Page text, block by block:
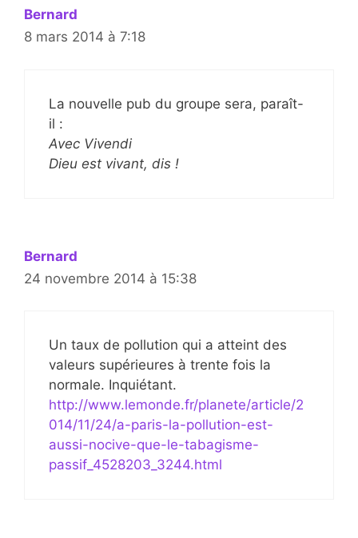
Bernard
8 mars 2014 à 7:18
La nouvelle pub du groupe sera, paraît-
il :
Avec Vivendi
Dieu est vivant, dis !
Bernard
24 novembre 2014 à 15:38
Un taux de pollution qui a atteint des
valeurs supérieures à trente fois la
normale. Inquiétant.
http://www.lemonde.fr/planete/article/2
014/11/24/a-paris-la-pollution-est-
aussi-nocive-que-le-tabagisme-
passif_4528203_3244.html